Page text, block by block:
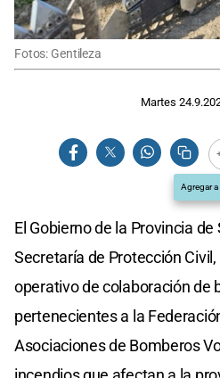
Fotos: Gentileza
Martes
Agregar
El Gobierno de la Provincia
Secretaría de Protección
operativo de colaboración de
pertenecientes a la
Asociaciones de Bomberos